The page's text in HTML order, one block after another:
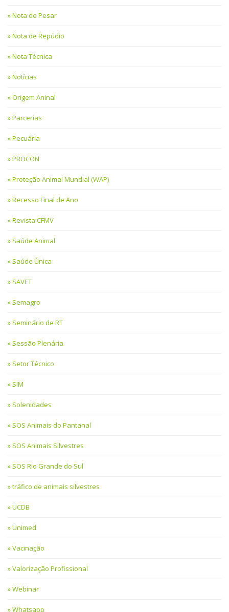
Nota de Pesar
Nota de Repúdio
Nota Técnica
Notícias
Origem Aninal
Parcerias
Pecuária
PROCON
Proteção Animal Mundial (WAP)
Recesso Final de Ano
Revista CFMV
Saúde Animal
Saúde Única
SAVET
Semagro
Seminário de RT
Sessão Plenária
Setor Técnico
SIM
Solenidades
SOS Animais do Pantanal
SOS Animais Silvestres
SOS Rio Grande do Sul
tráfico de animais silvestres
UCDB
Unimed
Vacinação
Valorização Profissional
Webinar
Whatsapp